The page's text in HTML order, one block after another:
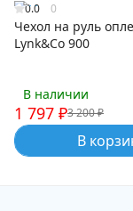
0.0 0
Чехол на руль
Lynk&Co 900
В наличии
3 200₽
1 797 ₽
В